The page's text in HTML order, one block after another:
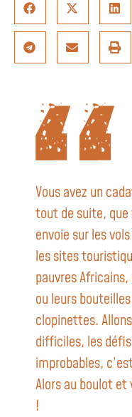
Vous avez un
tout de suite, que
envoie sur les
les sites
pauvres
ou leurs
clopinettes.
difficiles, les
improbables,
Alors au boulot
!